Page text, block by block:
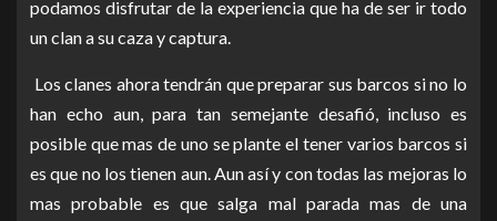
podamos disfrutar de la experiencia que ha de ser ir todo
un clan a su caza y captura.
Los clanes ahora tendrán que preparar sus barcos si no lo
han echo aun, para tan semejante desafió, incluso es
posible que mas de uno se plante el tener varios barcos si
es que no los tienen aun. Aun así y con todas las mejoras lo
mas probable es que salga mal parada mas de una